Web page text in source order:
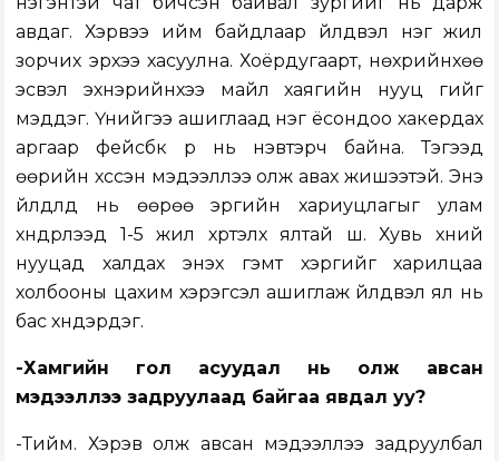
авдаг. Хэрвээ ийм байдлаар үйлдвэл нэг жил
зорчих эрхээ хасуулна. Хоёрдугаарт, нөхрийнхөө
эсвэл эхнэрийнхээ майл хаягийн нууц үгийг
мэддэг. Үүнийгээ ашиглаад нэг ёсондоо хакердах
аргаар фейсбүүк рүү нь нэвтэрч байна. Тэгээд
өөрийн хүссэн мэдээллээ олж авах жишээтэй. Энэ
үйлдлүүд нь өөрөө эрүүгийн хариуцлагыг улам
хүндрүүлээд 1-5 жил хүртэлх ялтай шүү. Хувь хүний
нууцад халдах энэхүү гэмт хэргийг харилцаа
холбооны цахим хэрэгсэл ашиглаж үйлдвэл ял нь
бас хүндэрдэг.
-Хамгийн гол асуудал нь олж авсан
мэдээллээ задруулаад байгаа явдал уу?
-Тийм. Хэрэв олж авсан мэдээллээ задруулбал